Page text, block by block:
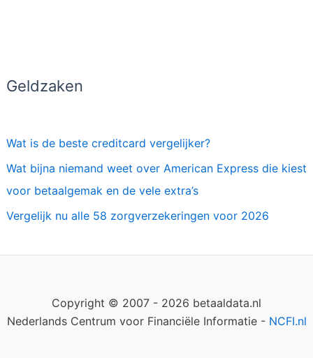
Geldzaken
Wat is de beste creditcard vergelijker?
Wat bijna niemand weet over American Express die kiest
voor betaalgemak en de vele extra’s
Vergelijk nu alle 58 zorgverzekeringen voor 2026
Copyright © 2007 - 2026 betaaldata.nl
Nederlands Centrum voor Financiële Informatie - NCFI.nl